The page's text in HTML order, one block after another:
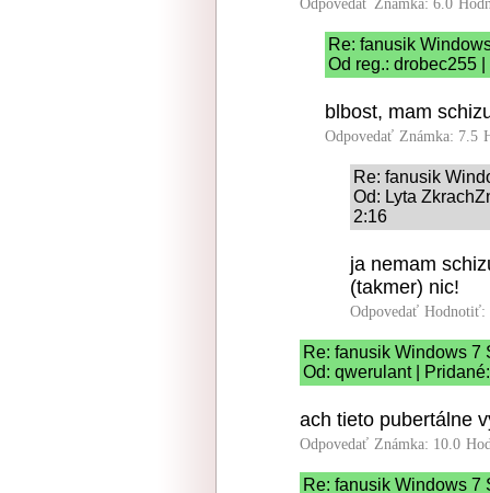
Odpovedať Známka: 6.0
Re: fanusik
Od reg.: drobec255
blbost, mam
Odpovedať Známka: 7.5
Re: fanusik
Od: Lyta
2:16
ja nemam
(takmer) nic!
Odpovedať Hodnotiť:
Re: fanusik Windows 7
Od: qwerulant |
ach tieto pubertálne
Odpovedať Známka: 10.0
Re: fanusik Windows 7